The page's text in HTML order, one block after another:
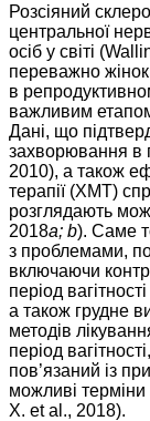
Розсіяний
центральної
осіб у світі
переважно
в
важливим
Дані, що
захворювання в
2010), а також
терапії (ХМТ)
розглядають
2018a; b). Саме
з проблемами,
включаючи
період
а також грудне
методів
період
пов’язаний із
можливі
X. et al., 2018).